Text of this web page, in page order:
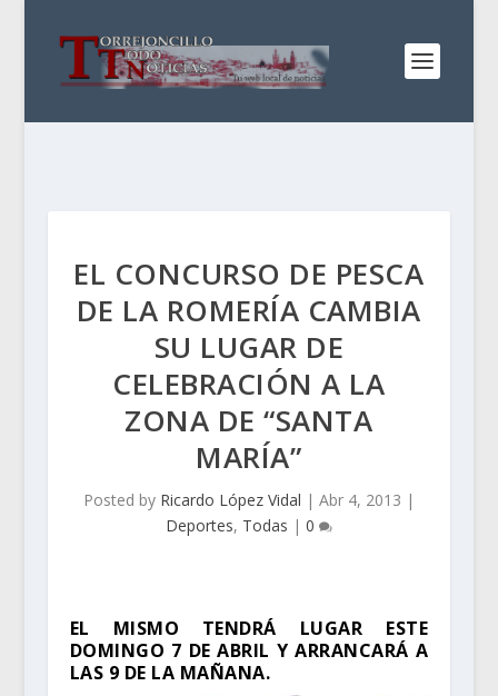
EL CONCURSO DE PESCA
DE LA ROMERÍA CAMBIA
SU LUGAR DE
CELEBRACIÓN A LA
ZONA DE “SANTA
MARÍA”
Posted by Ricardo López Vidal | Abr 4, 2013 |
Deportes, Todas | 0
EL MISMO TENDRÁ LUGAR ESTE
DOMINGO 7 DE ABRIL Y ARRANCARÁ A
LAS 9 DE LA MAÑANA.